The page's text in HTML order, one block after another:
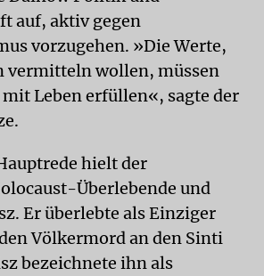
auf, aktiv gegen
vorzugehen. »Die Werte,
vermitteln wollen, müssen
Leben erfüllen«, sagte der
hielt der
Überlebende und
Er überlebte als Einziger
Völkermord an den Sinti
bezeichnete ihn als